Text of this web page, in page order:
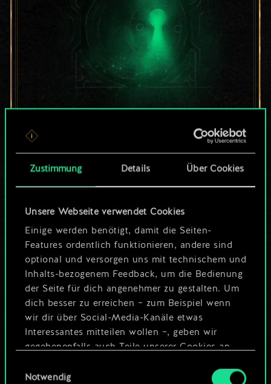
Zustimmung Details Über Cookies
Unsere Webseite verwendet Cookies
Einige werden benötigt, damit die Seiten-
Features ordentlich funktionieren, andere sind
optional und versorgen uns mit technischem und
Inhalts-bezogenem Feedback, um die Bedienung
der Seite für dich angenehmer zu gestalten. Um
dich besser zu erreichen – zum Beispiel wenn
wir dir über Social-Media-Kanäle etwas
Interessantes mitteilen wollen –, geben wir
gegebenenfalls auch Teile unserer Cookies an
Cookies erfordert allerdings deine Zustimmung.
Notwendig
Bis jetzt ist dies nur
ein geteilter Satz
Karten.
Wo es doch so viel
mehr sein kann!
Deck benennen und Leitfaden
erstellen
Deck bearbeiten